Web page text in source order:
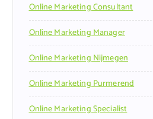
Online Marketing Consultant
Online Marketing Manager
Online Marketing Nijmegen
Online Marketing Purmerend
Online Marketing Specialist